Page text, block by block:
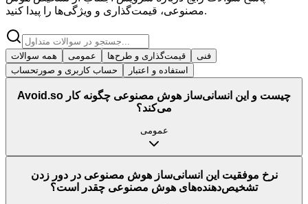
مصنوعی، قیمت‌گذاری و ویژگی‌ها را پیدا کنید.
همه سوالات عمومی قیمت‌گذاری و طرح‌ها
فنی
حساب کاربری و صورتحساب
استفاده و اعتبار
Avoid.so چیست و این انسانی‌ساز هوش مصنوعی چگونه کار
می‌کند؟
عمومی
نرخ موفقیت این انسانی‌ساز هوش مصنوعی در دور زدن
تشخیص‌دهنده‌های هوش مصنوعی چقدر است؟